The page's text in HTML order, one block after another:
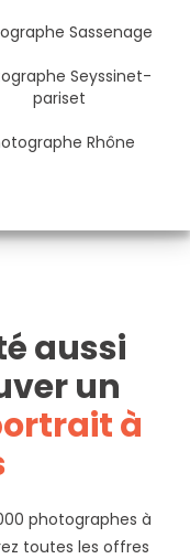
Sassenage
Seyssinet-
pariset
Rhône
aussi
un
à
photographes à
toutes les offres